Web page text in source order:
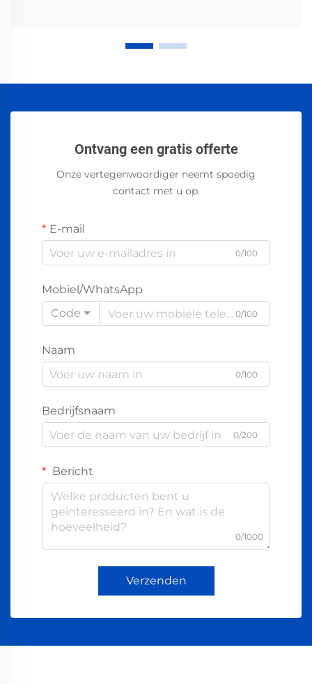
Ontvang een gratis offerte
Onze vertegenwoordiger neemt spoedig
contact met u op.
E-mail
0/100
Mobiel/WhatsApp
Code
0/100
Naam
0/100
Bedrijfsnaam
0/200
Bericht
0/1000
Verzenden